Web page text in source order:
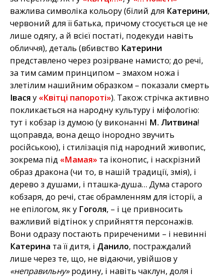
важлива символіка кольору (білий для Катерини,
червоний для її батька, причому стосується це не
лише одягу, а й всієї постаті, подекуди навіть
обличчя), деталь (вбивство Катерини
представлено через розірване намисто; до речі,
за тим самим принципом – змахом ножа і
злетілим нашийним образком – показали смерть
Івася у «Квітці папороті»). Також стрічка активно
покликається на народну культуру і міфологію:
тут і кобзар із думою (у виконанні М. Литвина!
щоправда, вона дещо інородно звучить
російською), і стилізація під народний живопис,
зокрема під «Мамая» та іконопис, і наскрізний
образ дракона (чи то, в нашій традиції, змія), і
дерево з душами, і пташка-душа… Дума старого
кобзаря, до речі, стає обрамленням для історії, а
не епілогом, як у Гоголя, – і це привносить
важливий відтінок у сприйняття персонажів.
Вони одразу постають приреченими – і невинні
Катерина та її дитя, і Данило, постраждалий
лише через те, що, не відаючи, увійшов у
«неправильну»родину, і навіть чаклун, доля і